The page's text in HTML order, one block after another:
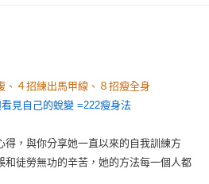
、４招練出馬甲線、８招瘦全身
見自己的蛻變 =222瘦身法
得，與你分享她一直以來的自我訓練方
和徒勞無功的辛苦，她的方法每一個人都